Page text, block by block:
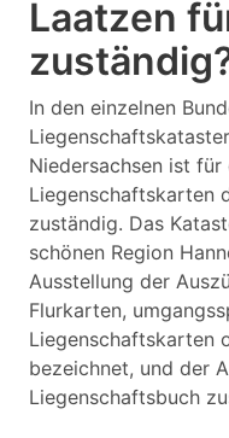
Laatzen
In den einzelnen
Niedersachsen ist
Liegenschaftskarten
zuständig. Das
schönen Region
Ausstellung der
Flurkarten,
Liegenschaftskarten
bezeichnet, und der
Liegenschaftsbuch